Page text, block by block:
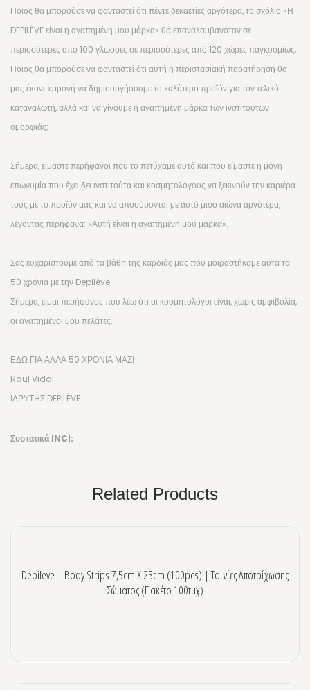
Ποιος θα μπορούσε να φανταστεί ότι πέντε δεκαετίες αργότερα, το σχόλιο «Η
DEPILÈVE είναι η αγαπημένη μου μάρκα» θα επαναλαμβανόταν σε
περισσότερες από 100 γλώσσες σε περισσότερες από 120 χώρες παγκοσμίως;
Ποιος θα μπορούσε να φανταστεί ότι αυτή η περιστασιακή παρατήρηση θα
μας έκανε εμμονή να δημιουργήσουμε το καλύτερο προϊόν για τον τελικό
καταναλωτή, αλλά και να γίνουμε η αγαπημένη μάρκα των ινστιτούτων
ομορφιάς;
Σήμερα, είμαστε περήφανοι που το πετύχαμε αυτό και που είμαστε η μόνη
επωνυμία που έχει δει ινστιτούτα και κοσμητολόγους να ξεκινούν την καριέρα
τους με το προϊόν μας και να αποσύρονται με αυτό μισό αιώνα αργότερα,
λέγοντας περήφανα: «Αυτή είναι η αγαπημένη μου μάρκα».
Σας ευχαριστούμε από τα βάθη της καρδιάς μας που μοιραστήκαμε αυτά τα
50 χρόνια με την Depilève.
Σήμερα, είμαι περήφανος που λέω ότι οι κοσμητολόγοι είναι, χωρίς αμφιβολία,
οι αγαπημένοι μου πελάτες.
ΕΔΩ ΓΙΑ ΑΛΛΑ 50 ΧΡΟΝΙΑ ΜΑΖΙ
Raul Vidal
ΙΔΡΥΤΗΣ DEPILÈVE
Συστατικά INCI:
Related Products
Depileve – Body Strips 7,5cm X 23cm (100pcs) | Ταινίες Αποτρίχωσης
Σώματος (πακέτο 100τμχ)